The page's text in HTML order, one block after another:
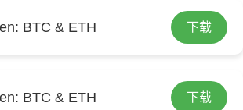
BTC & ETH 下载
BTC & ETH 下载
链公司怎么选靠谱的技术团
队？